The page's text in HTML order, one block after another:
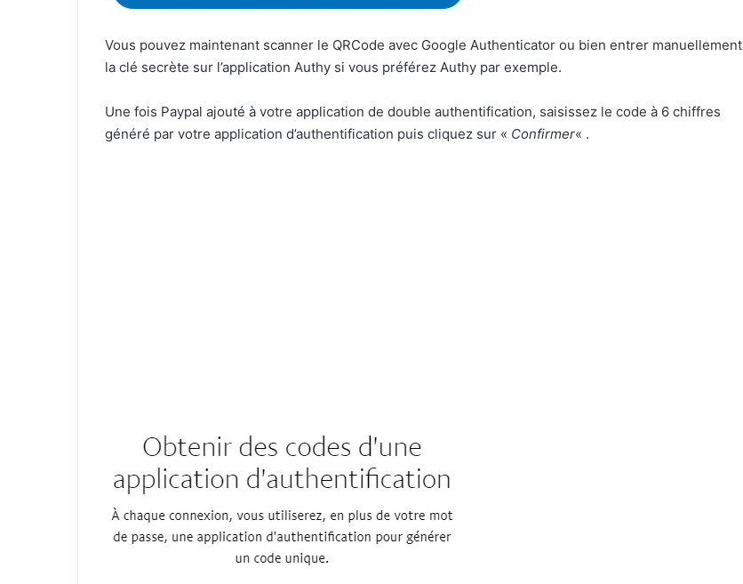
Vous pouvez maintenant scanner le QRCode avec Google Authenticator ou bien entrer manuellement
la clé secrète sur l’application Authy si vous préférez Authy par exemple.
Une fois Paypal ajouté à votre application de double authentification, saisissez le code à 6 chiffres
généré par votre application d’authentification puis cliquez sur « Confirmer« .